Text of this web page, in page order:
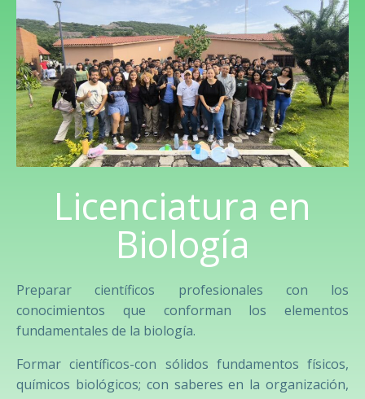
Licenciatura en
Biología
Preparar científicos profesionales con los
conocimientos que conforman los elementos
fundamentales de la biología.
Formar científicos-con sólidos fundamentos físicos,
químicos biológicos; con saberes en la organización,